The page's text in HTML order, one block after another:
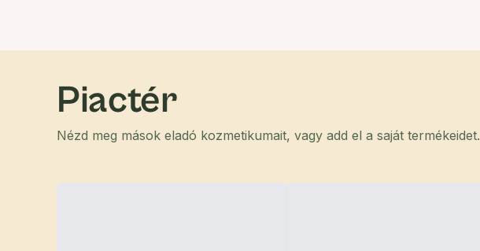
Piactér
Nézd meg mások eladó kozmetikumait, vagy add el a saját termékeidet.